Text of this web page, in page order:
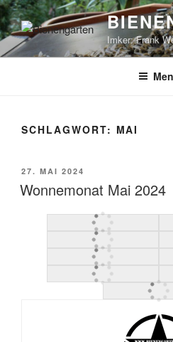
Zum
Inhalt
springen
Imker: Frank
SCHLAGWORT: MAI
VERÖFFENTLICHT
AM
27. MAI 2024
Wonnemonat Mai 2024